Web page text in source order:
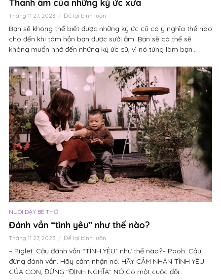
Thanh âm của những ký ức xưa
Tháng 11 27, 2023 Để lại bình luận
Bạn sẽ không thể biết được những ký ức cũ có ý nghĩa thế nào
cho đến khi tâm hồn bạn được sưởi ấm. Bạn sẽ có thể sẽ
không muốn nhớ đến những ký ức cũ, vì nó từng làm bạn...
NUÔI DẠY BÉ THƠ
Đánh vần “tình yêu” như thế nào?
Tháng 11 27, 2023 Để lại bình luận
– Piglet: Cậu đánh vần “TÌNH YÊU” như thế nào?– Pooh: Cậu
đừng đánh vần. Hãy cảm nhận nó. HÃY CẢM NHẬN TÌNH YÊU
CỦA CON, ĐỪNG “ĐỊNH NGHĨA” NÓ!Có một cuộc đối...